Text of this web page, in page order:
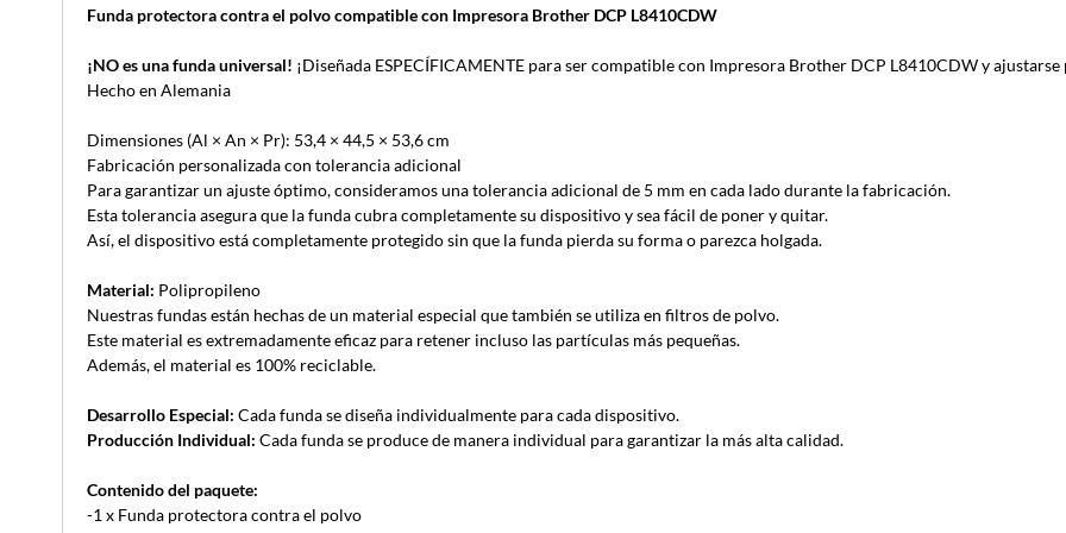
Funda protectora contra el polvo compatible con Impresora Brother DCP L8410CDW
¡NO es una funda universal! ¡Diseñada ESPECÍFICAMENTE para ser compatible con Impresora Brother DCP L8410CDW y
Hecho en Alemania
Dimensiones (Al × An × Pr): 53,4 × 44,5 × 53,6 cm
Fabricación personalizada con tolerancia adicional
Para garantizar un ajuste óptimo, consideramos una tolerancia adicional de 5 mm en cada lado durante la fabricación.
Esta tolerancia asegura que la funda cubra completamente su dispositivo y sea fácil de poner y quitar.
Así, el dispositivo está completamente protegido sin que la funda pierda su forma o parezca holgada.
Material: Polipropileno
Nuestras fundas están hechas de un material especial que también se utiliza en filtros de polvo.
Este material es extremadamente eficaz para retener incluso las partículas más pequeñas.
Además, el material es 100% reciclable.
Desarrollo Especial: Cada funda se diseña individualmente para cada dispositivo.
Producción Individual: Cada funda se produce de manera individual para garantizar la más alta calidad.
Contenido del paquete:
-1 x Funda protectora contra el polvo